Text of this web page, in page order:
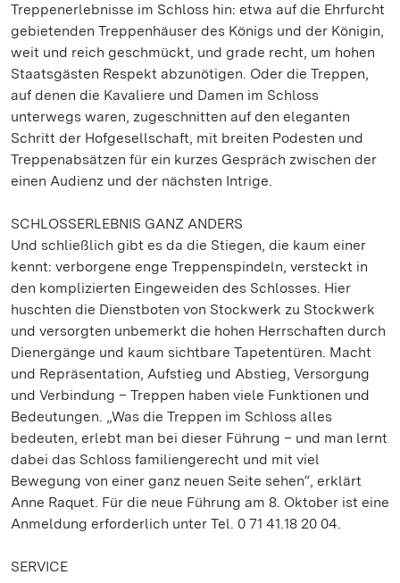
Treppenerlebnisse im Schloss hin: etwa auf die Ehrfurcht
gebietenden Treppenhäuser des Königs und der Königin,
weit und reich geschmückt, und grade recht, um hohen
Staatsgästen Respekt abzunötigen. Oder die Treppen,
auf denen die Kavaliere und Damen im Schloss
unterwegs waren, zugeschnitten auf den eleganten
Schritt der Hofgesellschaft, mit breiten Podesten und
Treppenabsätzen für ein kurzes Gespräch zwischen der
einen Audienz und der nächsten Intrige.
SCHLOSSERLEBNIS GANZ ANDERS
Und schließlich gibt es da die Stiegen, die kaum einer
kennt: verborgene enge Treppenspindeln, versteckt in
den komplizierten Eingeweiden des Schlosses. Hier
huschten die Dienstboten von Stockwerk zu Stockwerk
und versorgten unbemerkt die hohen Herrschaften durch
Dienergänge und kaum sichtbare Tapetentüren. Macht
und Repräsentation, Aufstieg und Abstieg, Versorgung
und Verbindung – Treppen haben viele Funktionen und
Bedeutungen. „Was die Treppen im Schloss alles
bedeuten, erlebt man bei dieser Führung – und man lernt
dabei das Schloss familiengerecht und mit viel
Bewegung von einer ganz neuen Seite sehen“, erklärt
Anne Raquet. Für die neue Führung am 8. Oktober ist eine
Anmeldung erforderlich unter Tel. 0 71 41.18 20 04.
SERVICE